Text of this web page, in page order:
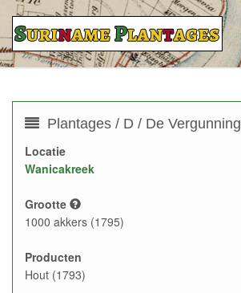
Plantages / D / De Vergunning
Locatie
Wanicakreek
Grootte
1000 akkers (1795)
Producten
Hout (1793)